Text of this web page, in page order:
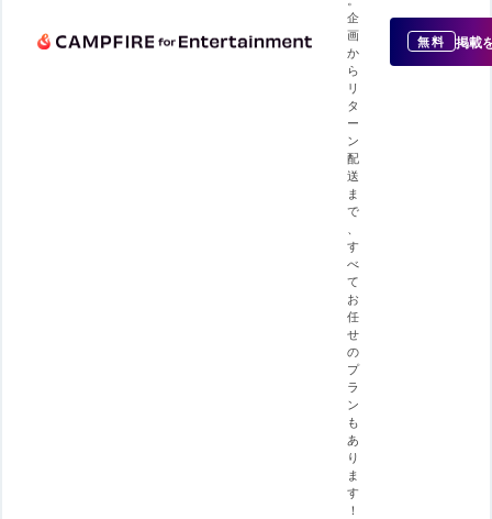
企
画
か
ら
リ
タ
ー
ン
配
送
ま
で
す
べ
て
お
任
せ
の
プ
ラ
ン
も
あ
り
ま
す
！
無料 掲載